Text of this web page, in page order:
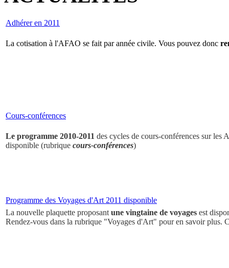
Adhérer en 2011
La cotisation à l'AFAO se fait par année civile. Vous pouvez donc
Cours-conférences
Le programme 2010-2011 des cycles de cours-conférences sur
disponible (rubrique cours-conférences)
Programme des Voyages d'Art 2011 disponible
La nouvelle plaquette proposantune vingtaine de voyages est
Rendez-vous dans la rubrique "Voyages d'Art" pour en savoir plus.